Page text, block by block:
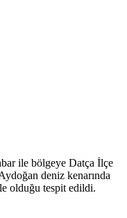
ile bölgeye Datça İlçe
deniz kenarında
olduğu tespit edildi.